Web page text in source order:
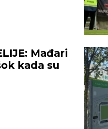
Mađari
kada su